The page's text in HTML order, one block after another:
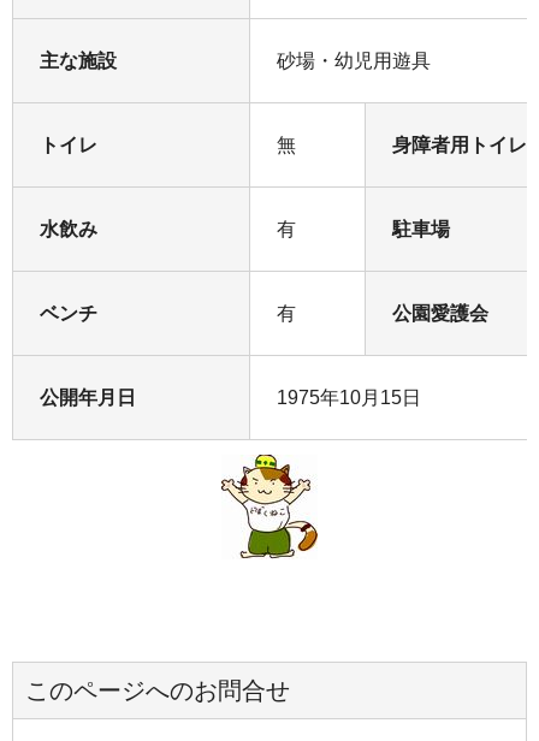
主な施設 砂場・幼児用遊具
トイレ 無 身障者用トイレ
水飲み 有 駐車場
ベンチ 有 公園愛護会
公開年月日 1975年10月15日
このページへのお問合せ